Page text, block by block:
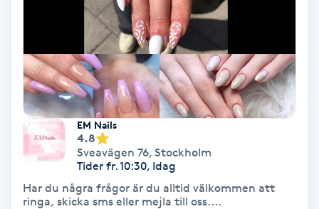
Föning
Gel naglar
Gelenaglar
Gellack
EM Nails
4.8
Sveavägen 76, Stockholm
Tider fr. 10:30, Idag
Har du några frågor är du alltid välkommen att
ringa, skicka sms eller mejla till oss....